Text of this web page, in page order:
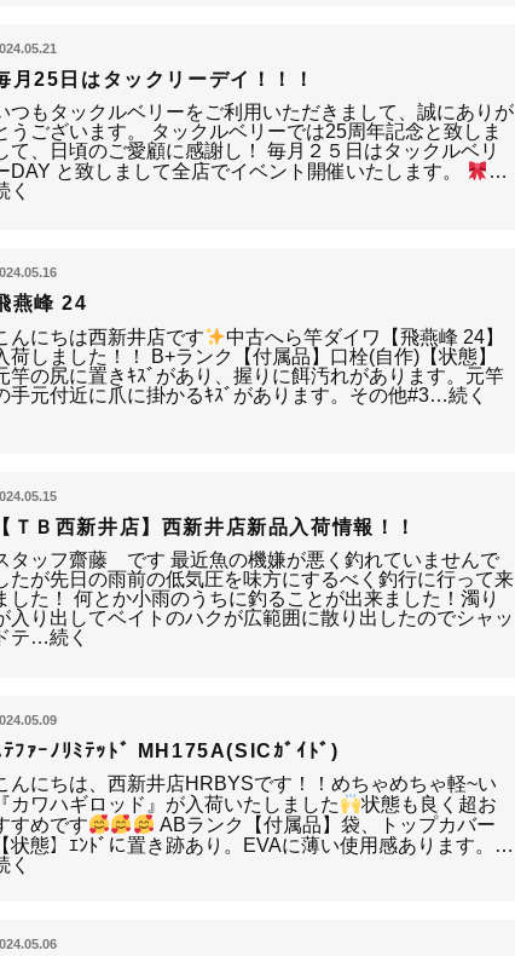
月25日はタックリーデイ！！！
つもタックルベリーをご利用いただきまして、誠にありが
うございます。 タックルベリーでは25周年記念と致しま
て、日頃のご愛顧に感謝し！ 毎月２５日はタックルベリ
DAY と致しまして全店でイベント開催いたします。
…
く
燕峰 24
んにちは西新井店です
中古へら竿ダイワ【飛燕峰 24】
荷しました！！ B+ランク【付属品】口栓(自作)【状態】
竿の尻に置きｷｽﾞがあり、握りに餌汚れがあります。元竿
手元付近に爪に掛かるｷｽﾞがあります。その他#3…続く
【ＴＢ西新井店】西新井店新品入荷情報！！
タッフ齋藤 です 最近魚の機嫌が悪く釣れていませんで
たが先日の雨前の低気圧を味方にするべく釣行に行って来
した！ 何とか小雨のうちに釣ることが出来ました！濁り
入り出してベイトのハクが広範囲に散り出したのでシャッ
テ…続く
ﾃﾌｧｰﾉﾘﾐﾃｯﾄﾞ MH175A(SICｶﾞｲﾄﾞ)
んにちは、西新井店HRBYSです！！めちゃめちゃ軽~い
『カワハギロッド』が入荷いたしました
状態も良く超お
すめです
ABランク【付属品】袋、トップカバー
【状態】ｴﾝﾄﾞに置き跡あり。EVAに薄い使用感あります。…
く